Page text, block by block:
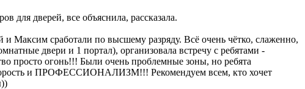
для дверей, все объяснила, рассказала.
Максим сработали по высшему разряду. Всё очень чётко, слаженно,
двери и 1 портал), организовала встречу с ребятами -
просто огонь!!! Были очень проблемные зоны, но ребята
и ПРОФЕССИОНАЛИЗМ!!! Рекомендуем всем, кто хочет